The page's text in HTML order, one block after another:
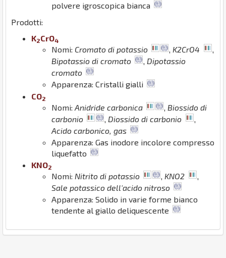
polvere igroscopica bianca
Prodotti:
K2CrO4
Nomi: Cromato di potassio , K2CrO4
,
Bipotassio di cromato
, Dipotassio
cromato
Apparenza: Cristalli gialli
CO2
Nomi: Anidride carbonica
Biossido di
carbonio
Diossido di carbonio
Acido carbonico, gas
Apparenza: Gas inodore incolore compresso
liquefatto
KNO2
Nomi: Nitrito di potassio , KNO2
,
Sale potassico dell'acido nitroso
Apparenza: Solido in varie forme bianco
tendente al giallo deliquescente